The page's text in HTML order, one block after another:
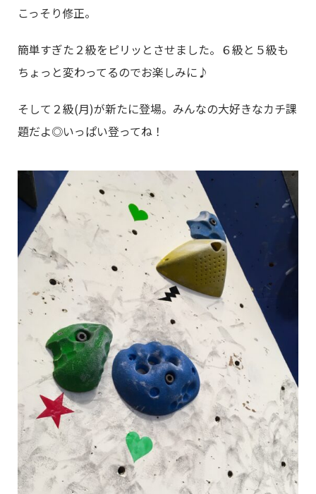
こっそり修正。
簡単すぎた２級をピリッとさせました。６級と５級も
ちょっと変わってるのでお楽しみに♪
そして２級(月)が新たに登場。みんなの大好きなカチ課
題だよ◎いっぱい登ってね！